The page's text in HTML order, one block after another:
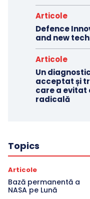
Articole
Defence
and new
Articole
Un
acceptat și
care a evitat
radicală
Topics
Articole
Bază permanentă a
NASA pe Lună